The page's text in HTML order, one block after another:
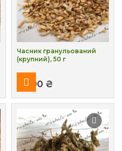
Часник гранульований
(крупний), 50 г
₴